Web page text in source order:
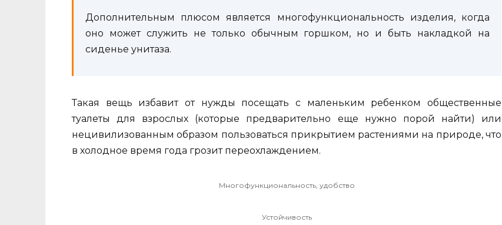
Дополнительным плюсом является многофункциональность изделия, когда
оно может служить не только обычным горшком, но и быть накладкой на
сиденье унитаза.
Такая вещь избавит от нужды посещать с маленьким ребенком общественные
туалеты для взрослых (которые предварительно еще нужно порой найти) или
нецивилизованным образом пользоваться прикрытием растениями на природе, что
в холодное время года грозит переохлаждением.
Многофункциональность, удобство
Устойчивость